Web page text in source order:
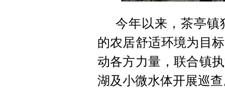
今年以来，茶亭镇
的农居舒适环境为目
动各方力量，联合镇
湖及小微水体开展巡